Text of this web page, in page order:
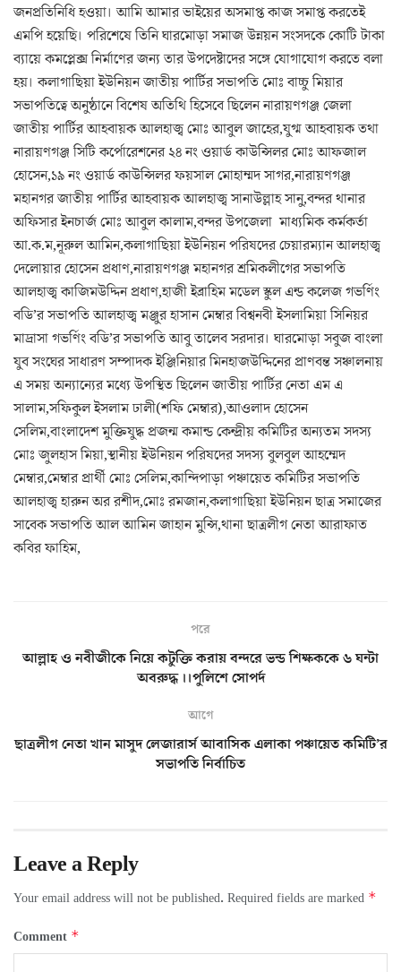
জনপ্রতিনিধি হওয়া। আমি আমার ভাইয়ের অসমাপ্ত কাজ সমাপ্ত করতেই
এমপি হয়েছি। পরিশেষে তিনি ঘারমোড়া সমাজ উন্নয়ন সংসদকে কোটি টাকা
ব্যায়ে কমপ্লেক্স নির্মাণের জন্য তার উপদেষ্টাদের সঙ্গে যোগাযোগ করতে বলা
হয়। কলাগাছিয়া ইউনিয়ন জাতীয় পার্টির সভাপতি মোঃ বাচ্চু মিয়ার
সভাপতিত্বে অনুষ্ঠানে বিশেষ অতিথি হিসেবে ছিলেন নারায়ণগঞ্জ জেলা
জাতীয় পার্টির আহবায়ক আলহাজ্ব মোঃ আবুল জাহের,যুগ্ম আহবায়ক তথা
নারায়ণগঞ্জ সিটি কর্পোরেশনের ২৪ নং ওয়ার্ড কাউন্সিলর মোঃ আফজাল
হোসেন,১৯ নং ওয়ার্ড কাউন্সিলর ফয়সাল মোহাম্মদ সাগর,নারায়ণগঞ্জ
মহানগর জাতীয় পার্টির আহবায়ক আলহাজ্ব সানাউল্লাহ সানু,বন্দর থানার
অফিসার ইনচার্জ মোঃ আবুল কালাম,বন্দর উপজেলা মাধ্যমিক কর্মকর্তা
আ.ক.ম,নূরুল আমিন,কলাগাছিয়া ইউনিয়ন পরিষদের চেয়ারম্যান আলহাজ্ব
দেলোয়ার হোসেন প্রধাণ,নারায়ণগঞ্জ মহানগর শ্রমিকলীগের সভাপতি
আলহাজ্ব কাজিমউদ্দিন প্রধাণ,হাজী ইব্রাহিম মডেল স্কুল এন্ড কলেজ গভর্ণিং
বডি’র সভাপতি আলহাজ্ব মঞ্জুর হাসান মেম্বার বিশ্বনবী ইসলামিয়া সিনিয়র
মাদ্রাসা গভর্ণিং বডি’র সভাপতি আবু তালেব সরদার। ঘারমোড়া সবুজ বাংলা
যুব সংঘের সাধারণ সম্পাদক ইঞ্জিনিয়ার মিনহাজউদ্দিনের প্রাণবন্ত সঞ্চালনায়
এ সময় অন্যান্যের মধ্যে উপস্থিত ছিলেন জাতীয় পার্টির নেতা এম এ
সালাম,সফিকুল ইসলাম ঢালী(শফি মেম্বার),আওলাদ হোসেন
সেলিম,বাংলাদেশ মুক্তিযুদ্ধ প্রজন্ম কমান্ড কেন্দ্রীয় কমিটির অন্যতম সদস্য
মোঃ জুলহাস মিয়া,স্থানীয় ইউনিয়ন পরিষদের সদস্য বুলবুল আহম্মেদ
মেম্বার,মেম্বার প্রার্থী মোঃ সেলিম,কান্দিপাড়া পঞ্চায়েত কমিটির সভাপতি
আলহাজ্ব হারুন অর রশীদ,মোঃ রমজান,কলাগাছিয়া ইউনিয়ন ছাত্র সমাজের
সাবেক সভাপতি আল আমিন জাহান মুন্সি,থানা ছাত্রলীগ নেতা আরাফাত
কবির ফাহিম,
পরে
আল্লাহ ও নবীজীকে নিয়ে কটুক্তি করায় বন্দরে ভন্ড শিক্ষককে ৬ ঘন্টা
অবরুদ্ধ ।।পুলিশে সোপর্দ
আগে
ছাত্রলীগ নেতা খান মাসুদ লেজারার্স আবাসিক এলাকা পঞ্চায়েত কমিটি’র
সভাপতি নির্বাচিত
Leave a Reply
Your email address will not be published. Required fields are marked *
Comment *